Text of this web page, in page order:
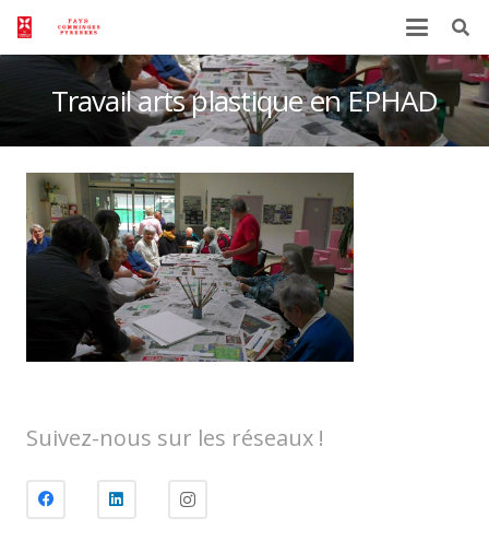
Travail arts plastique en EPHAD
Suivez-nous sur les réseaux !